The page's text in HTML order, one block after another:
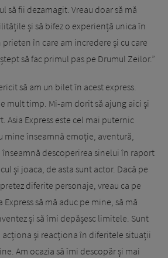
să fii dezamagit. Vreau doar să mă
și să bifez o experiență unica în
în care am incredere şi cu care
să fac primul pas pe Drumul Zeilor.”
să am un bilet în acest express.
mult timp. Mi-am dorit să ajung aici și
Asia Express este cel mai puternic
mine înseamnă emoție, aventură,
înseamnă descoperirea sinelui în raport
și joaca, de asta sunt actor. Dacă pe
diferite personaje, vreau ca pe
Express să mă aduc pe mine, să mă
și să îmi depășesc limitele. Sunt
acționa și reacționa în diferitele situații
Am ocazia să îmi descopăr și mai